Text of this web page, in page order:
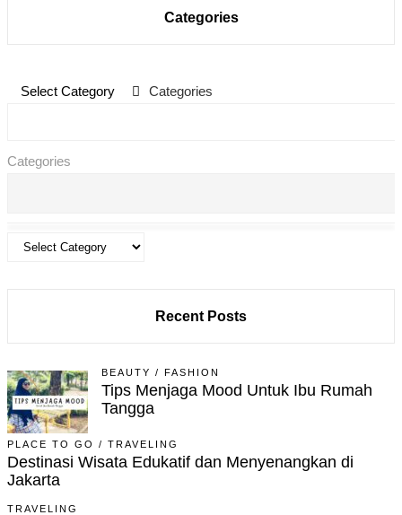
Categories
Select Category Categories
Categories
Recent Posts
BEAUTY / FASHION
Tips Menjaga Mood Untuk Ibu Rumah
Tangga
PLACE TO GO / TRAVELING
Destinasi Wisata Edukatif dan Menyenangkan di
Jakarta
TRAVELING